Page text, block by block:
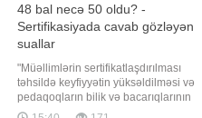
48 bal necə 50 oldu? -
Sertifikasiyada cavab gözləyən
suallar
"Müəllimlərin sertifikatlaşdırılması
təhsildə keyfiyyətin yüksəldilməsi və
pedaqoqların bilik və bacarıqlarının
obyektiv qiymətləndirilməsi